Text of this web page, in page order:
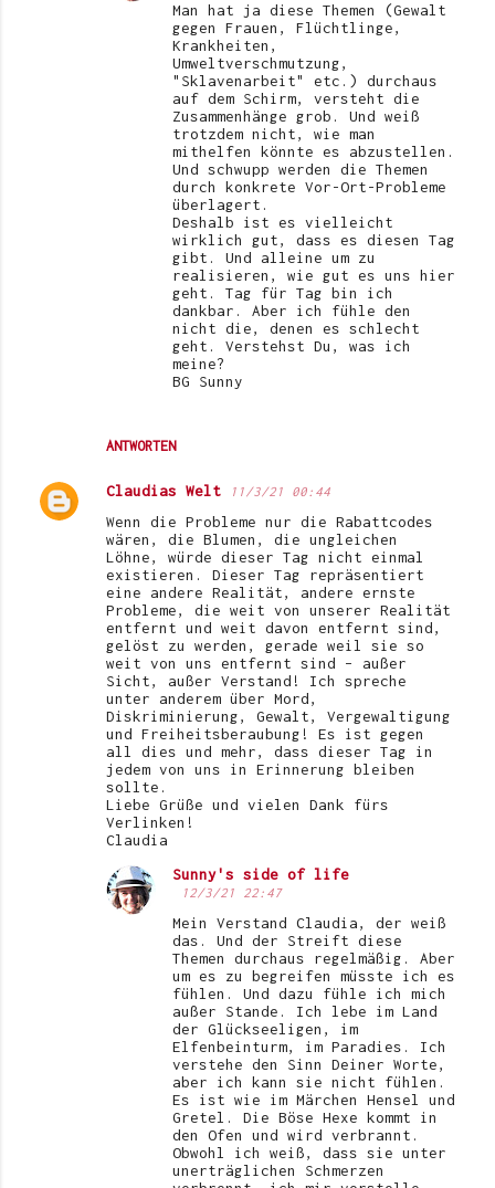
ANTWORTEN
Man hat ja diese Themen (Gewalt
gegen Frauen, Flüchtlinge,
Krankheiten,
Umweltverschmutzung,
"Sklavenarbeit" etc.) durchaus
auf dem Schirm, versteht die
Zusammenhänge grob. Und weiß
trotzdem nicht, wie man
mithelfen könnte es abzustellen.
Und schwupp werden die Themen
durch konkrete Vor-Ort-Probleme
überlagert.
Deshalb ist es vielleicht
wirklich gut, dass es diesen Tag
gibt. Und alleine um zu
realisieren, wie gut es uns hier
geht. Tag für Tag bin ich
dankbar. Aber ich fühle den
nicht die, denen es schlecht
geht. Verstehst Du, was ich
meine?
BG Sunny
Claudias Welt 11/3/21 00:44
Wenn die Probleme nur die Rabattcodes
wären, die Blumen, die ungleichen
Löhne, würde dieser Tag nicht einmal
existieren. Dieser Tag repräsentiert
eine andere Realität, andere ernste
Probleme, die weit von unserer Realität
entfernt und weit davon entfernt sind,
gelöst zu werden, gerade weil sie so
weit von uns entfernt sind – außer
Sicht, außer Verstand! Ich spreche
unter anderem über Mord,
Diskriminierung, Gewalt, Vergewaltigung
und Freiheitsberaubung! Es ist gegen
all dies und mehr, dass dieser Tag in
jedem von uns in Erinnerung bleiben
sollte.
Liebe Grüße und vielen Dank fürs
Verlinken!
Claudia
Sunny's side of life
12/3/21 22:47
Mein Verstand Claudia, der weiß
das. Und der Streift diese
Themen durchaus regelmäßig. Aber
um es zu begreifen müsste ich es
fühlen. Und dazu fühle ich mich
außer Stande. Ich lebe im Land
der Glückseeligen, im
Elfenbeinturm, im Paradies. Ich
verstehe den Sinn Deiner Worte,
aber ich kann sie nicht fühlen.
Es ist wie im Märchen Hensel und
Gretel. Die Böse Hexe kommt in
den Ofen und wird verbrannt.
Obwohl ich weiß, dass sie unter
unerträglichen Schmerzen